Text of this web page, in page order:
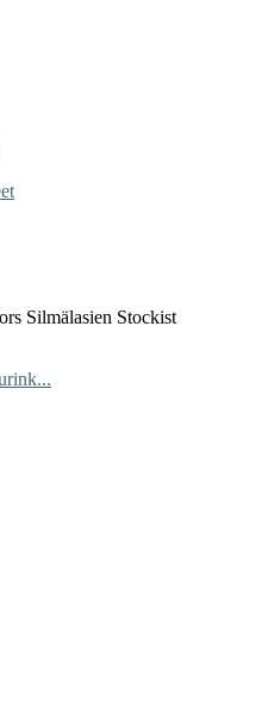
Silmälasien Stockist